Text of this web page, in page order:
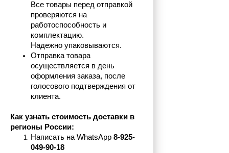
Все товары перед отправкой
проверяются на
работоспособность и
комплектацию.
Надежно упаковываются.
Отправка товара
осуществляется в день
оформления заказа, после
голосового подтверждения от
клиента.
Как узнать стоимость доставки в
регионы России:
Написать на WhatsApp 8-925-
049-90-18